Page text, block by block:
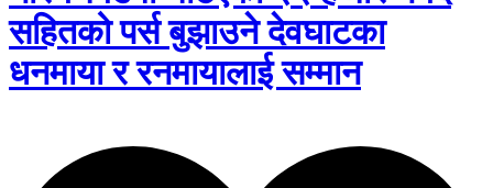
सहितको पर्स बुझाउने देवघाटका
धनमाया र रनमायालाई सम्मान